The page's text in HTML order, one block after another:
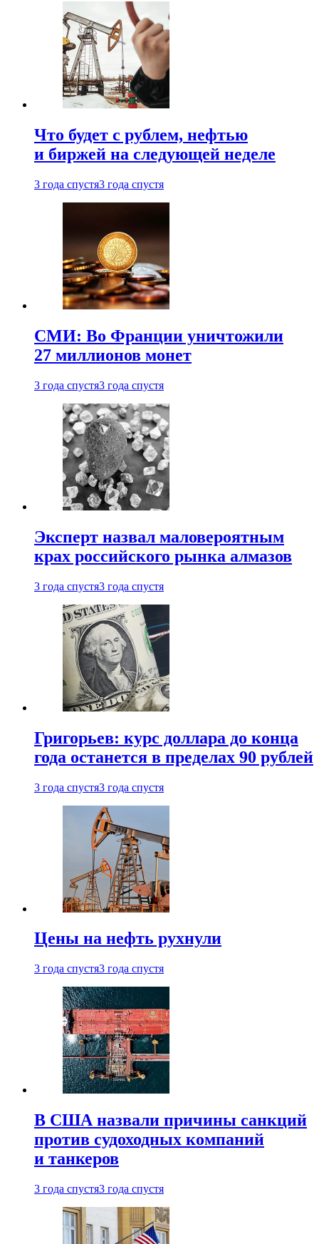
Что будет с рублем, нефтью
и биржей на следующей неделе
3 года спустя3 года спустя
СМИ: Во Франции уничтожили
27 миллионов монет
3 года спустя3 года спустя
Эксперт назвал маловероятным
крах российского рынка алмазов
3 года спустя3 года спустя
Григорьев: курс доллара до конца
года останется в пределах 90 рублей
3 года спустя3 года спустя
Цены на нефть рухнули
3 года спустя3 года спустя
В США назвали причины санкций
против судоходных компаний
и танкеров
3 года спустя3 года спустя